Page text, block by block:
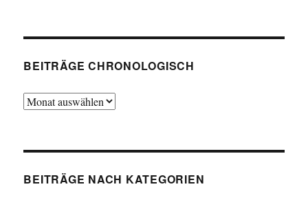
BEITRÄGE CHRONOLOGISCH
Beiträge
BEITRÄGE NACH KATEGORIEN